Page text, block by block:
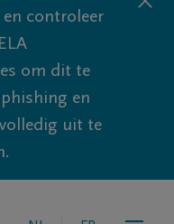
controleer
om dit te
en
uit te